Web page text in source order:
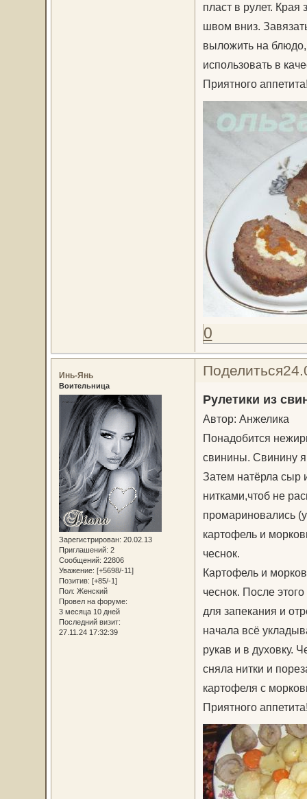
пласт в рулет.
швом вниз.
выложить на
использовать в
Приятного
0
Поделиться
Инь-Янь
Воительница
Зарегистрирован: 20.02.13
Приглашений: 2
Сообщений: 22806
Уважение: [+5698/-11]
Позитив: [+85/-1]
Пол: Женский
Провел на форуме:
3 месяца 10 дней
Последний визит:
27.11.24 17:32:39
Рулетики из
Автор: Анжелика
Понадобится
свинины. Свинину
Затем натёрла сыр
нитками,чтоб не
промариновались
картофель и
чеснок.
Картофель и
чеснок. После
для запекания и
начала всё
рукав и в духовку.
сняла нитки и
картофеля с
Приятного